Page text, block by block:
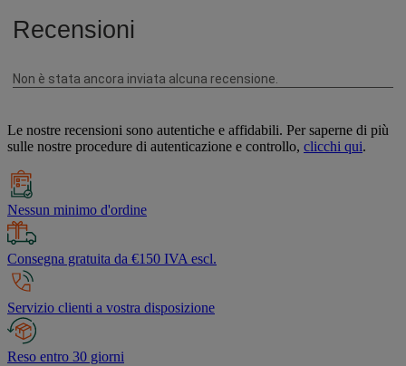
Le nostre recensioni sono autentiche e affidabili. Per saperne di più
sulle nostre procedure di autenticazione e controllo, clicchi qui.
Nessun minimo d'ordine
Consegna gratuita da €150 IVA escl.
Servizio clienti a vostra disposizione
Reso entro 30 giorni